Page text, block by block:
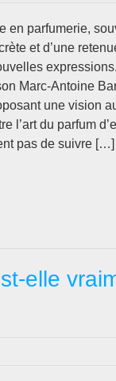
en parfumerie,
et d’une
Marc-Antoine
une vision
l’art du parfum
pas de suivre […]
elle